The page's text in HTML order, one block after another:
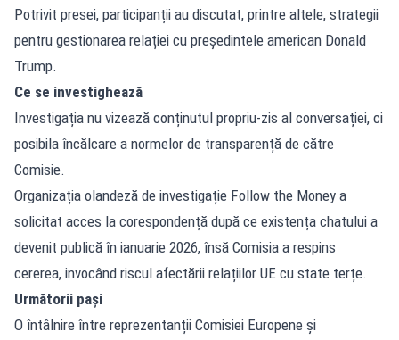
Potrivit presei, participanții au discutat, printre altele, strategii
pentru gestionarea relației cu președintele american Donald
Trump.
Ce se investighează
Investigația nu vizează conținutul propriu-zis al conversației, ci
posibila încălcare a normelor de transparență de către
Comisie.
Organizația olandeză de investigație Follow the Money a
solicitat acces la corespondență după ce existența chatului a
devenit publică în ianuarie 2026, însă Comisia a respins
cererea, invocând riscul afectării relațiilor UE cu state terțe.
Următorii pași
O întâlnire între reprezentanții Comisiei Europene și